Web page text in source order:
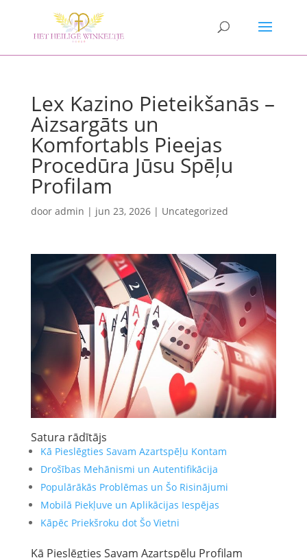
Lex Kazino Pieteikšanās –
Aizsargāts un
Komfortabls Pieejas
Procedūra Jūsu Spēļu
Profilam
door admin | jun 23, 2026| Uncategorized
Satura rādītājs
Kā Pieslēgties Savam Azartspēļu Kontam
Drošības Mehānismi un Autentifikācija
Populārākās Problēmas un Šo Risinājumi
Mobilā Piekļuve un Aplikācijas Iespējas
Kāpēc Priekšroku dot Šo Vietni
Kā Pieslēgties Savam Azartspēļu Profilam